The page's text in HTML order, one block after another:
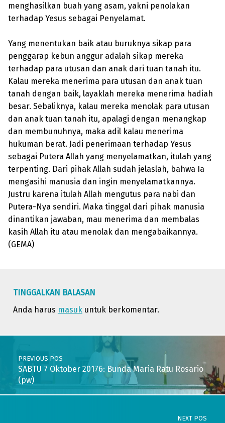
menghasilkan buah yang asam, yakni penolakan
terhadap Yesus sebagai Penyelamat.
Yang menentukan baik atau buruknya sikap para
penggarap kebun anggur adalah sikap mereka
terhadap para utusan dan anak dari tuan tanah itu.
Kalau mereka menerima para utusan dan anak tuan
tanah dengan baik, layaklah mereka menerima hadiah
besar. Sebaliknya, kalau mereka menolak para utusan
dan anak tuan tanah itu, apalagi dengan menangkap
dan membunuhnya, maka adil kalau menerima
hukuman berat. Jadi penerimaan terhadap Yesus
sebagai Putera Allah yang menyelamatkan, itulah yang
terpenting. Dari pihak Allah sudah jelaslah, bahwa Ia
mengasihi manusia dan ingin menyelamatkannya.
Justru karena itulah Allah mengutus para nabi dan
Putera-Nya sendiri. Maka tinggal dari pihak manusia
dinantikan jawaban, mau menerima dan membalas
kasih Allah itu atau menolak dan mengabaikannya.
(GEMA)
TINGGALKAN BALASAN
Anda harus masukuntuk berkomentar.
Post navigation
PREVIOUS POS
SABTU 7 Oktober 20176: Bunda Maria Ratu Rosario
(pw)
NEXT POS